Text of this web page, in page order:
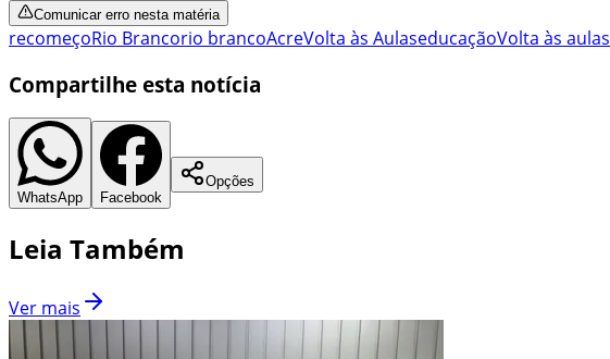
Comunicar erro nesta matéria
recomeçoRio Brancorio brancoAcreVolta às AulaseducaçãoVolta às aulas
Compartilhe esta notícia
WhatsApp Facebook
Opções
Leia Também
Ver mais